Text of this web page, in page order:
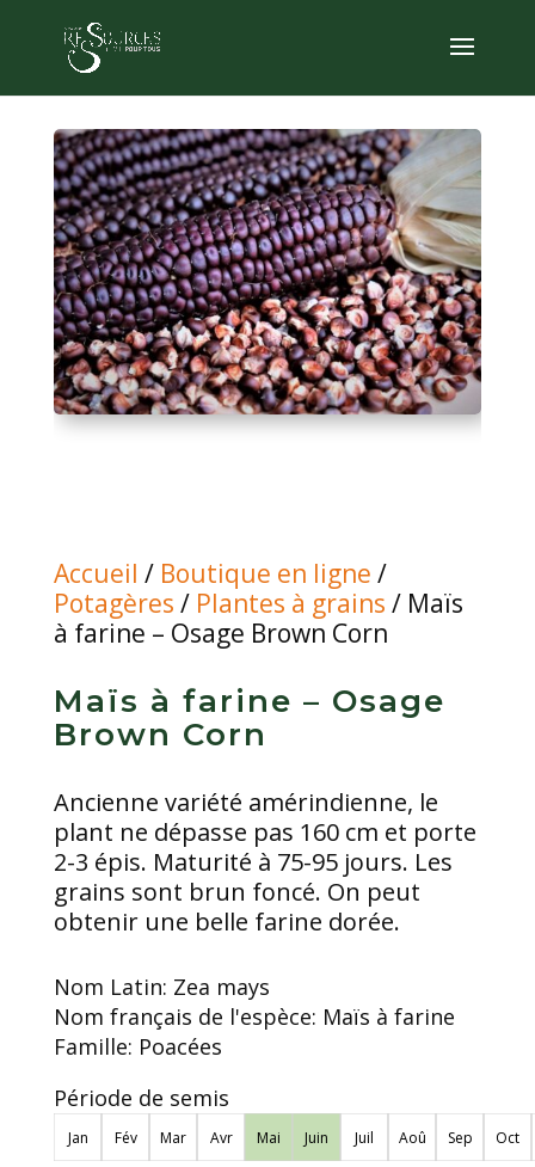
Accueil / Boutique en ligne /
Potagères / Plantes à grains / Maïs
à farine – Osage Brown Corn
Maïs à farine – Osage
Brown Corn
Ancienne variété amérindienne, le
plant ne dépasse pas 160 cm et porte
2-3 épis. Maturité à 75-95 jours. Les
grains sont brun foncé. On peut
obtenir une belle farine dorée.
Nom Latin: Zea mays
Nom français de l'espèce: Maïs à farine
Famille: Poacées
Période de semis
Jan Fév Mar Avr Mai Juin Juil Aoû Sep Oct